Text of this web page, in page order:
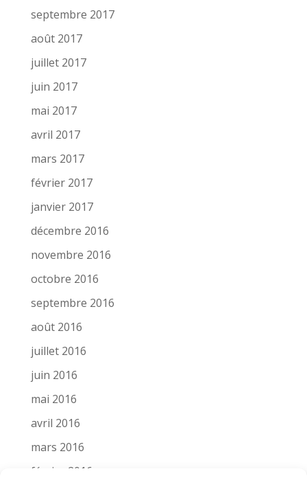
septembre 2017
août 2017
juillet 2017
juin 2017
mai 2017
avril 2017
mars 2017
février 2017
janvier 2017
décembre 2016
novembre 2016
octobre 2016
septembre 2016
août 2016
juillet 2016
juin 2016
mai 2016
avril 2016
mars 2016
février 2016